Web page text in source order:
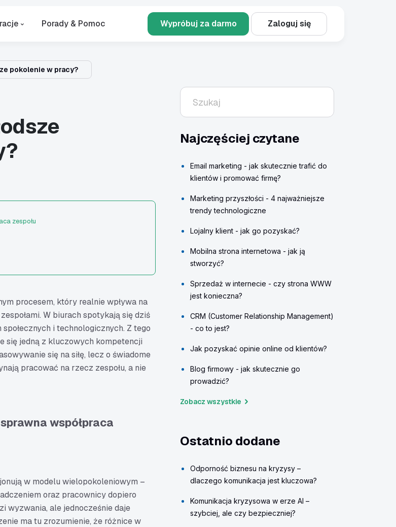
Porady & Pomoc Wypróbuj za darmo Zaloguj się
pokolenie w pracy?
zespołu
młodszego pokolenia?
– podsumowanie
procesem, który realnie wpływa na
W biurach spotykają się dziś
i technologicznych. Z tego
się jedną z kluczowych kompetencji
się na siłę, lecz o świadome
pracować na rzecz zespołu, a nie
współpraca
w modelu wielopokoleniowym –
oraz pracownicy dopiero
wyzwania, ale jednocześnie daje
ma tu zrozumienie, że różnice w
Najczęściej czytane
Email marketing - jak skutecznie trafić do
klientów i promować firmę?
Marketing przyszłości - 4 najważniejsze
trendy technologiczne
Lojalny klient - jak go pozyskać?
Mobilna strona internetowa - jak ją
stworzyć?
Sprzedaż w internecie - czy strona WWW
jest konieczna?
CRM (Customer Relationship Management)
- co to jest?
Jak pozyskać opinie online od klientów?
Blog firmowy - jak skutecznie go
prowadzić?
Zobacz wszystkie
Ostatnio dodane
Odporność biznesu na kryzysy –
dlaczego komunikacja jest kluczowa?
Komunikacja kryzysowa w erze AI –
szybciej, ale czy bezpieczniej?